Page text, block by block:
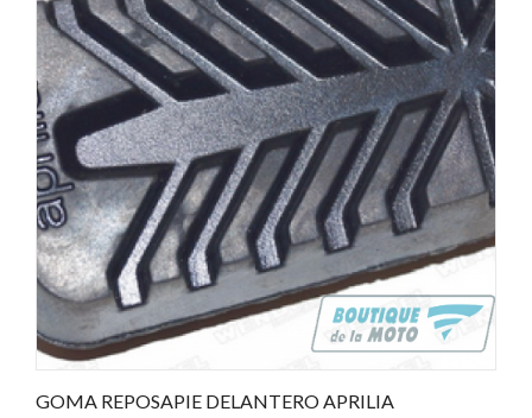
GOMA REPOSAPIE DELANTERO APRILIA